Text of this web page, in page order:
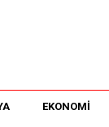
EKONOMİ